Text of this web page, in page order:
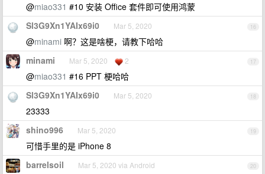
@miao331 #10 安装 Office 套件即可使用鸿蒙
16
Sl3G9Xn1YAIx69i0 Mar 5, 2020
@minami 啊？这是啥梗，请教下哈哈
17
minami Mar 5, 2020 2
@miao331 #16 PPT 梗哈哈
18
Sl3G9Xn1YAIx69i0 Mar 5, 2020
23333
19
shino996 Mar 5, 2020
可惜手里的是 iPhone 8
20
barrelsoil Mar 5, 2020 via Android